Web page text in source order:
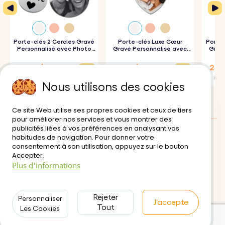
porte-clés personnalisé sera un cadeau amusant à offrir
à tous ceux que vous aimez pour ajouter une touche de
personnalisation à leur trousseau de clés.
1. Téléchargez votre photo : Commencez par choisir et
moment précieux.
2. Conversion automatique :Notre système convertit
votre photo en un magnifique dessin original.
3. Gravure au laser précise :
afin d'en apprécier les moindres détails.
4. Finition de haute qualité :Fabriqué en acier
Porte-clés 2 Cercles Gravé
Personnalisé avec Photo
28,13 $
Porte-clés Luxe Cœur
Gravé Personnalisé avec
27,81 $
Livraison
Politique de Confidentialité
Contactez-nous
Avis des clients: 0/5
Nous utilisons des cookies
Ce site Web utilise ses propres cookies et ceux de tiers
pour améliorer nos services et vous montrer des
publicités liées à vos préférences en analysant vos
habitudes de navigation. Pour donner votre
consentement à son utilisation, appuyez sur le bouton
Accepter.
Plus d'informations
Personnaliser
Les Cookies
Rejeter
Tout
J'accepte